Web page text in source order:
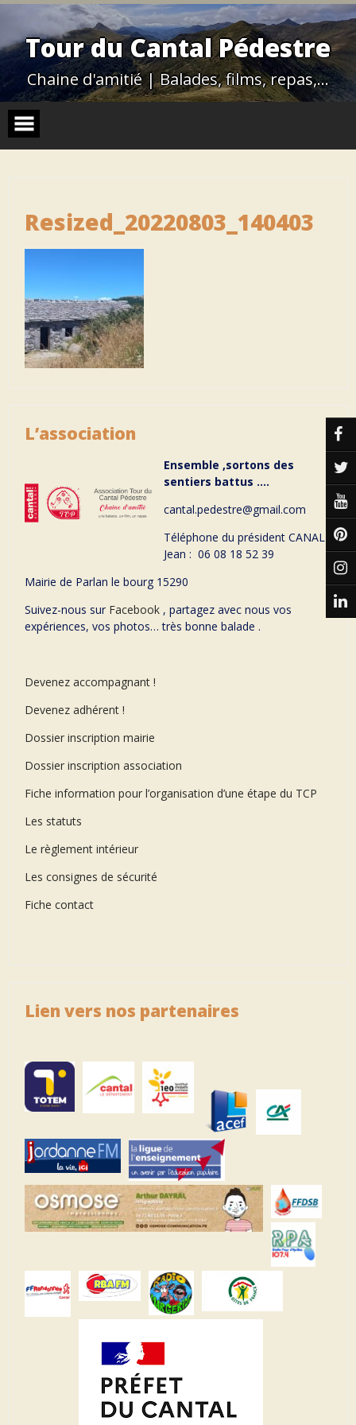
Skip
contentTour du Cantal Pédestre
Chaine d'amitié | Balades, films, repas,…
Resized_20220803_140403
L’association
Ensemble ,sortons des
sentiers battus ….
cantal.pedestre@gmail.com
Téléphone du président CANAL
Jean : 06 08 18 52 39
Mairie de Parlan le bourg 15290
Suivez-nous sur Facebook , partagez avec nous vos
expériences, vos photos… très bonne balade .
Devenez accompagnant !
Devenez adhérent !
Dossier inscription mairie
Dossier inscription association
Fiche information pour l’organisation d’une étape du TCP
Les statuts
Le règlement intérieur
Les consignes de sécurité
Fiche contact
Lien vers nos partenaires